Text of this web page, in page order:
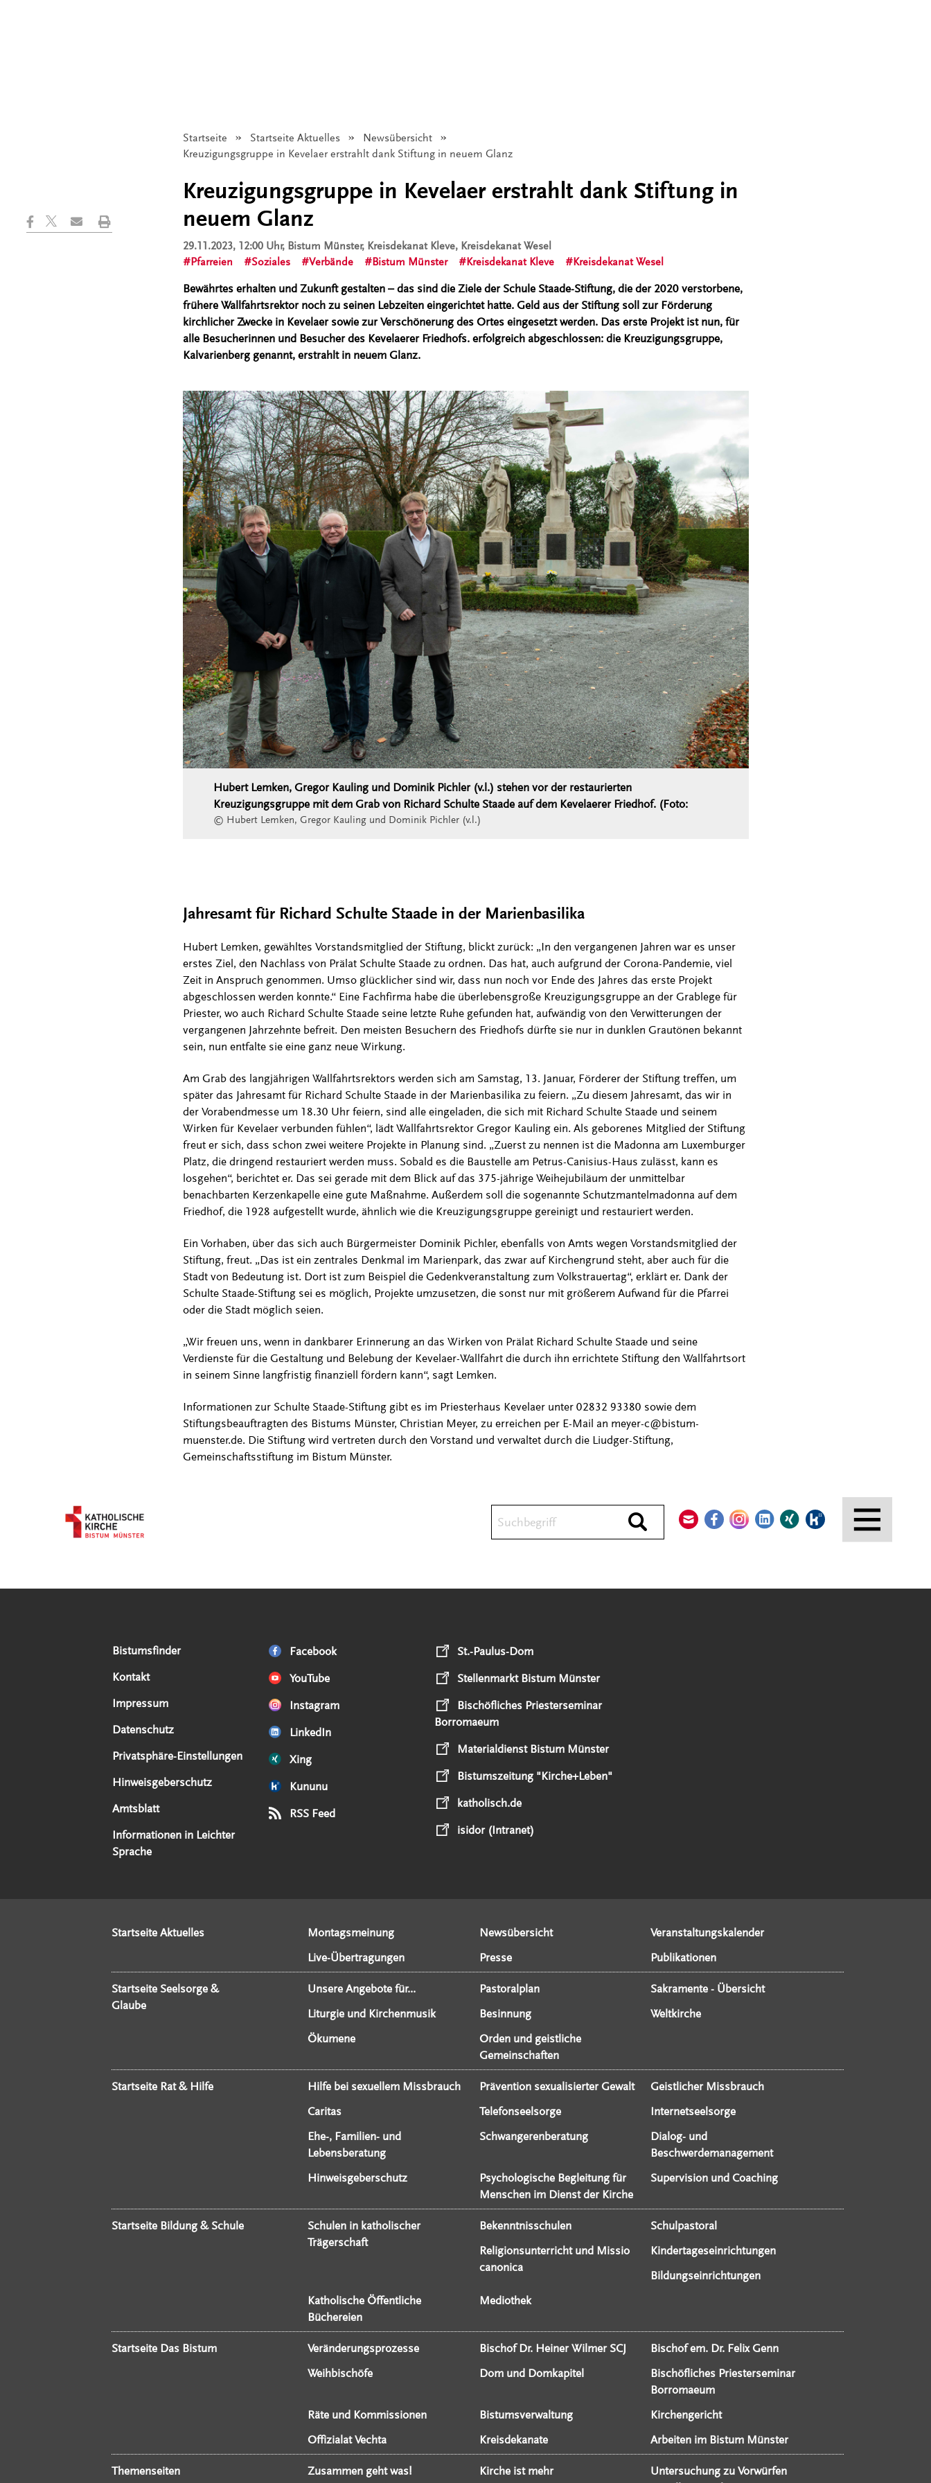
Durchsuchen
Startseite Startseite Aktuelles
Newsübersicht
Angezeigt:
Kreuzigungsgruppe in Kevelaer erstrahlt dank Stiftung in neuem Glanz
Kreuzigungsgruppe in Kevelaer erstrahlt dank Stiftung in
neuem Glanz
29.11.2023, 12:00 Uhr, Bistum Münster, Kreisdekanat Kleve, Kreisdekanat Wesel
Pfarreien
Soziales Verbände Bistum Münster Kreisdekanat Kleve Kreisdekanat Wesel
Bewährtes erhalten und Zukunft gestalten – das sind die Ziele der Schule Staade-Stiftung, die der 2020 verstorbene,
frühere Wallfahrtsrektor noch zu seinen Lebzeiten eingerichtet hatte. Geld aus der Stiftung soll zur Förderung
kirchlicher Zwecke in Kevelaer sowie zur Verschönerung des Ortes eingesetzt werden. Das erste Projekt ist nun, für
alle Besucherinnen und Besucher des Kevelaerer Friedhofs. erfolgreich abgeschlossen: die Kreuzigungsgruppe,
Kalvarienberg genannt, erstrahlt in neuem Glanz.
Hubert Lemken, Gregor Kauling und Dominik Pichler (v.l.) stehen vor der restaurierten
Kreuzigungsgruppe mit dem Grab von Richard Schulte Staade auf dem Kevelaerer Friedhof. (Foto:
© Hubert Lemken, Gregor Kauling und Dominik Pichler (v.l.)
Jahresamt für Richard Schulte Staade in der Marienbasilika
Hubert Lemken, gewähltes Vorstandsmitglied der Stiftung, blickt zurück: „In den vergangenen Jahren war es unser
erstes Ziel, den Nachlass von Prälat Schulte Staade zu ordnen. Das hat, auch aufgrund der Corona-Pandemie, viel
Zeit in Anspruch genommen. Umso glücklicher sind wir, dass nun noch vor Ende des Jahres das erste Projekt
abgeschlossen werden konnte.“ Eine Fachfirma habe die überlebensgroße Kreuzigungsgruppe an der Grablege für
Priester, wo auch Richard Schulte Staade seine letzte Ruhe gefunden hat, aufwändig von den Verwitterungen der
vergangenen Jahrzehnte befreit. Den meisten Besuchern des Friedhofs dürfte sie nur in dunklen Grautönen bekannt
sein, nun entfalte sie eine ganz neue Wirkung.
Am Grab des langjährigen Wallfahrtsrektors werden sich am Samstag, 13. Januar, Förderer der Stiftung treffen, um
später das Jahresamt für Richard Schulte Staade in der Marienbasilika zu feiern. „Zu diesem Jahresamt, das wir in
der Vorabendmesse um 18.30 Uhr feiern, sind alle eingeladen, die sich mit Richard Schulte Staade und seinem
Wirken für Kevelaer verbunden fühlen“, lädt Wallfahrtsrektor Gregor Kauling ein. Als geborenes Mitglied der Stiftung
freut er sich, dass schon zwei weitere Projekte in Planung sind. „Zuerst zu nennen ist die Madonna am Luxemburger
Platz, die dringend restauriert werden muss. Sobald es die Baustelle am Petrus-Canisius-Haus zulässt, kann es
losgehen“, berichtet er. Das sei gerade mit dem Blick auf das 375-jährige Weihejubiläum der unmittelbar
benachbarten Kerzenkapelle eine gute Maßnahme. Außerdem soll die sogenannte Schutzmantelmadonna auf dem
Friedhof, die 1928 aufgestellt wurde, ähnlich wie die Kreuzigungsgruppe gereinigt und restauriert werden.
Ein Vorhaben, über das sich auch Bürgermeister Dominik Pichler, ebenfalls von Amts wegen Vorstandsmitglied der
Stiftung, freut. „Das ist ein zentrales Denkmal im Marienpark, das zwar auf Kirchengrund steht, aber auch für die
Stadt von Bedeutung ist. Dort ist zum Beispiel die Gedenkveranstaltung zum Volkstrauertag“, erklärt er. Dank der
Schulte Staade-Stiftung sei es möglich, Projekte umzusetzen, die sonst nur mit größerem Aufwand für die Pfarrei
oder die Stadt möglich seien.
„Wir freuen uns, wenn in dankbarer Erinnerung an das Wirken von Prälat Richard Schulte Staade und seine
Verdienste für die Gestaltung und Belebung der Kevelaer-Wallfahrt die durch ihn errichtete Stiftung den Wallfahrtsort
in seinem Sinne langfristig finanziell fördern kann“, sagt Lemken.
Informationen zur Schulte Staade-Stiftung gibt es im Priesterhaus Kevelaer unter 02832 93380 sowie dem
Stiftungsbeauftragten des Bistums Münster, Christian Meyer, zu erreichen per E-Mail an meyer-c@bistum-
muenster.de. Die Stiftung wird vertreten durch den Vorstand und verwaltet durch die Liudger-Stiftung,
Gemeinschaftsstiftung im Bistum Münster.
Serviceangebote
Bistumsfinder
Kontakt
Impressum
Datenschutz
Privatsphäre-Einstellungen
Hinweisgeberschutz
Amtsblatt
Informationen in Leichter
Sprache
Social Media Angebote Facebook
YouTube
Instagram
LinkedIn
Xing
Kununu
RSS Feed
Externe Links St.-Paulus-Dom
Stellenmarkt Bistum Münster
Bischöfliches Priesterseminar
Borromaeum
Materialdienst Bistum Münster
Bistumszeitung "Kirche+Leben"
katholisch.de
isidor (Intranet)
Startseite Aktuelles Montagsmeinung Newsübersicht
Veranstaltungskalender
Live-Übertragungen
Presse Publikationen
Startseite Seelsorge &
Glaube
Unsere Angebote für... Pastoralplan
Sakramente - Übersicht
Liturgie und Kirchenmusik
Besinnung
Weltkirche
Ökumene
Orden und geistliche
Gemeinschaften
Startseite Rat & Hilfe Hilfe bei sexuellem Missbrauch Prävention sexualisierter Gewalt
Geistlicher Missbrauch
Caritas
Telefonseelsorge
Internetseelsorge
Ehe-, Familien- und
Lebensberatung
Schwangerenberatung
Dialog- und
Beschwerdemanagement
Hinweisgeberschutz
Psychologische Begleitung für
Menschen im Dienst der Kirche
Supervision und Coaching
Startseite Bildung & Schule
Schulen in katholischer
Trägerschaft
Bekenntnisschulen
Schulpastoral
Religionsunterricht und Missio
canonica
Kindertageseinrichtungen
Bildungseinrichtungen
Katholische Öffentliche
Büchereien
Mediothek
Startseite Das Bistum Veränderungsprozesse Bischof Dr. Heiner Wilmer SCJ
Bischof em. Dr. Felix Genn
Weihbischöfe
Dom und Domkapitel
Bischöfliches Priesterseminar
Borromaeum
Räte und Kommissionen
Bistumsverwaltung
Kirchengericht
Offizialat Vechta
Kreisdekanate Arbeiten im Bistum Münster
Themenseiten Zusammen geht was! Kirche ist mehr
Untersuchung zu Vorwürfen